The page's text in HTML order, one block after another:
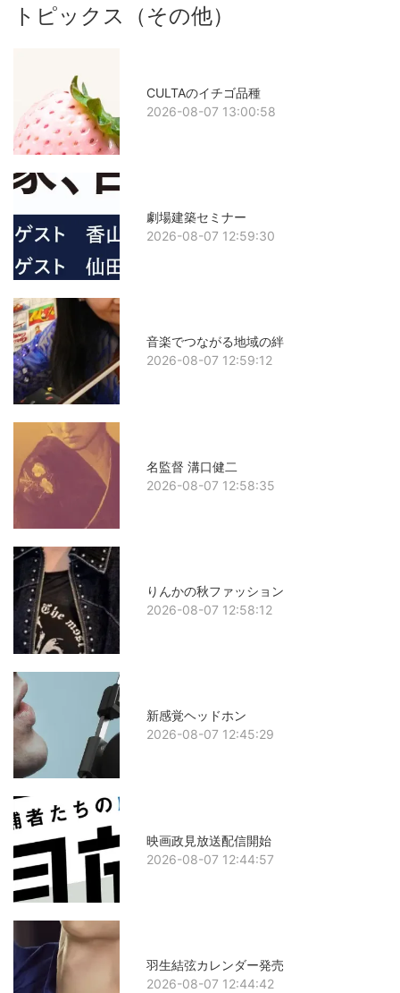
トピックス（その他）
CULTAのイチゴ品種
2026-08-07 13:00:58
劇場建築セミナー
2026-08-07 12:59:30
音楽でつながる地域の絆
2026-08-07 12:59:12
名監督 溝口健二
2026-08-07 12:58:35
りんかの秋ファッション
2026-08-07 12:58:12
新感覚ヘッドホン
2026-08-07 12:45:29
映画政見放送配信開始
2026-08-07 12:44:57
羽生結弦カレンダー発売
2026-08-07 12:44:42